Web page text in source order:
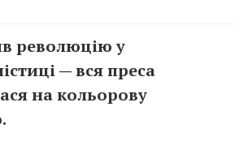
революцію у
— вся преса
на кольорову